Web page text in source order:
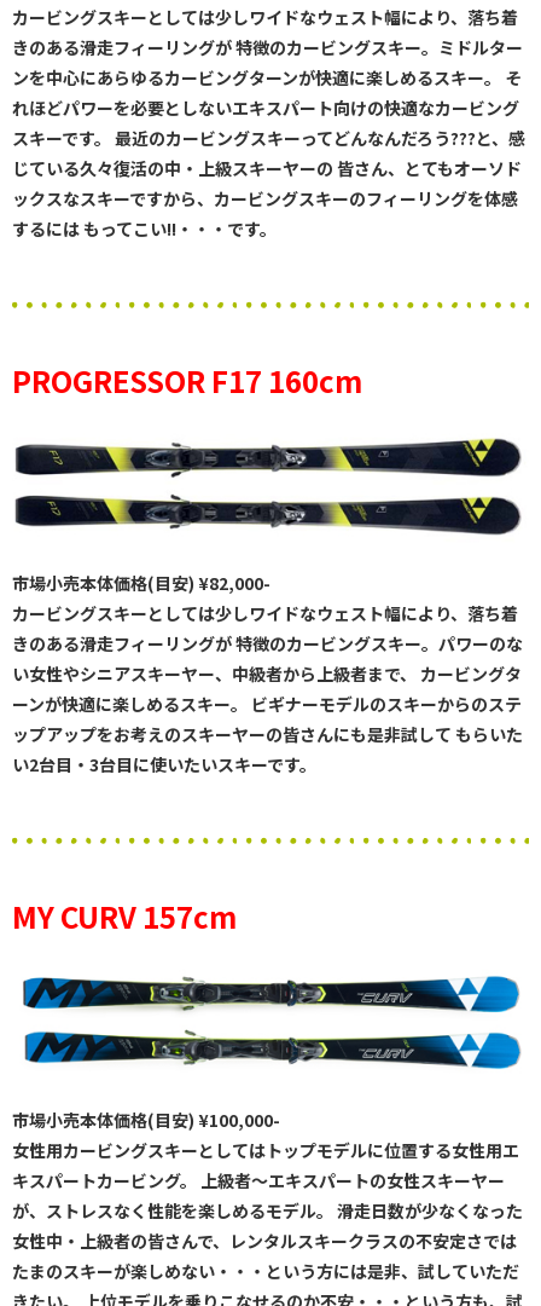
カービングスキーとしては少しワイドなウェスト幅により、落ち着
きのある滑走フィーリングが 特徴のカービングスキー。ミドルター
ンを中心にあらゆるカービングターンが快適に楽しめるスキー。 そ
れほどパワーを必要としないエキスパート向けの快適なカービング
スキーです。 最近のカービングスキーってどんなんだろう???と、感
じている久々復活の中・上級スキーヤーの 皆さん、とてもオーソド
ックスなスキーですから、カービングスキーのフィーリングを体感
するには もってこい!!・・・です。
PROGRESSOR F17 160cm
市場小売本体価格(目安) ¥82,000-
カービングスキーとしては少しワイドなウェスト幅により、落ち着
きのある滑走フィーリングが 特徴のカービングスキー。パワーのな
い女性やシニアスキーヤー、中級者から上級者まで、 カービングタ
ーンが快適に楽しめるスキー。 ビギナーモデルのスキーからのステ
ップアップをお考えのスキーヤーの皆さんにも是非試して もらいた
い2台目・3台目に使いたいスキーです。
MY CURV 157cm
市場小売本体価格(目安) ¥100,000-
女性用カービングスキーとしてはトップモデルに位置する女性用エ
キスパートカービング。 上級者～エキスパートの女性スキーヤー
が、ストレスなく性能を楽しめるモデル。 滑走日数が少なくなった
女性中・上級者の皆さんで、レンタルスキークラスの不安定さでは
たまのスキーが楽しめない・・・という方には是非、試していただ